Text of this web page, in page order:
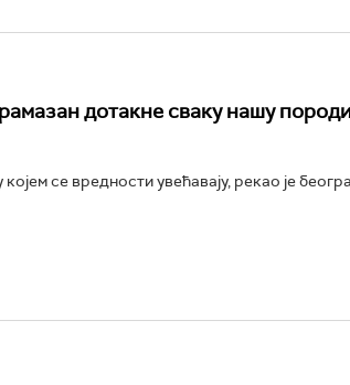
дотакне сваку нашу
се вредности увећавају, рекао је